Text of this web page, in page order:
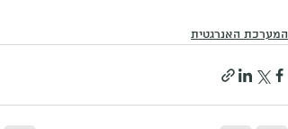
המערכת האנרגטית